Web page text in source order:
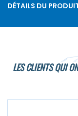
DÉTAILS DU
LES CLIENTS QUI